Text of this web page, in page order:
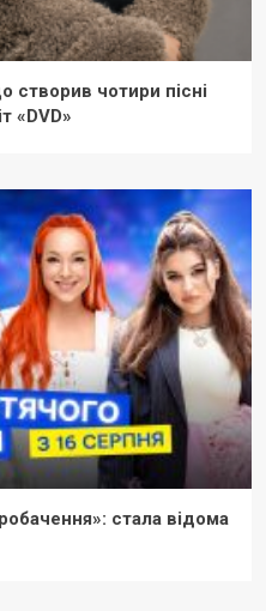
створив чотири пісні
«DVD»
стала відома